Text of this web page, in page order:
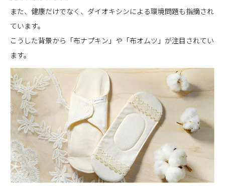
また、健康だけでなく、ダイオキシンによる環境問題も指摘され
ています。
こうした背景から「布ナプキン」や「布オムツ」が注目されてい
ます。